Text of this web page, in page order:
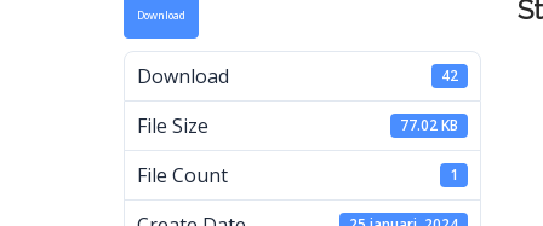
a
Download
Download 42
File Size 77.02 KB
File Count 1